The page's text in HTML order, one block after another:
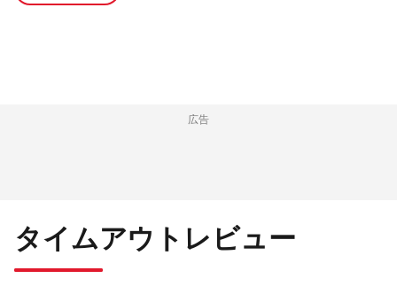
広告
タイムアウトレビュー